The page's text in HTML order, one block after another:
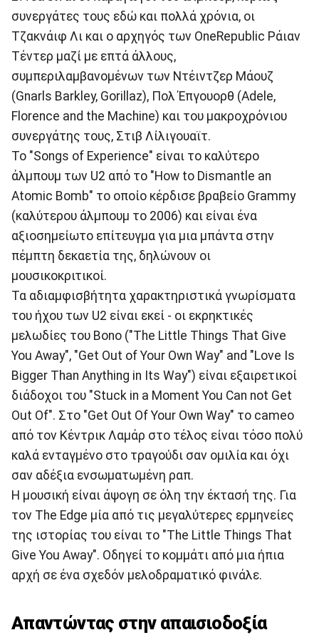
συνεργάτες τους εδώ και πολλά χρόνια, οι
Τζακνάιφ Λι και ο αρχηγός των OneRepublic Ράιαν
Τέντερ μαζί με επτά άλλους,
συμπεριλαμβανομένων των Ντέιντζερ Μάουζ
(Gnarls Barkley, Gorillaz), Πολ Έπγουορθ (Adele,
Florence and the Machine) και του μακροχρόνιου
συνεργάτης τους, Στιβ Λίλιγουαϊτ.
Το "Songs of Experience" είναι το καλύτερο
άλμπουμ των U2 από το "How to Dismantle an
Atomic Bomb" το οποίο κέρδισε βραβείο Grammy
(καλύτερου άλμπουμ το 2006) και είναι ένα
αξιοσημείωτο επίτευγμα για μια μπάντα στην
πέμπτη δεκαετία της, δηλώνουν οι
μουσικοκριτικοί.
Τα αδιαμφισβήτητα χαρακτηριστικά γνωρίσματα
του ήχου των U2 είναι εκεί - οι εκρηκτικές
μελωδίες του Bono ("The Little Things That Give
You Away", "Get Out of Your Own Way" and "Love Is
Bigger Than Anything in Its Way") είναι εξαιρετικοί
διάδοχοι του "Stuck in a Moment You Can not Get
Out Of". Στο "Get Out Of Your Own Way" το cameo
από τον Κέντρικ Λαμάρ στο τέλος είναι τόσο πολύ
καλά ενταγμένο στο τραγούδι σαν ομιλία και όχι
σαν αδέξια ενσωματωμένη ραπ.
Η μουσική είναι άψογη σε όλη την έκτασή της. Για
τον The Edge μία από τις μεγαλύτερες ερμηνείες
της ιστορίας του είναι το "The Little Things That
Give You Away". Οδηγεί το κομμάτι από μια ήπια
αρχή σε ένα σχεδόν μελοδραματικό φινάλε.
Απαντώντας στην απαισιοδοξία